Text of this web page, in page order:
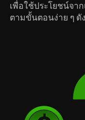
เพื่อใช้ประโยชน์จาก
ตามขั้นตอนง่าย ๆ ดั